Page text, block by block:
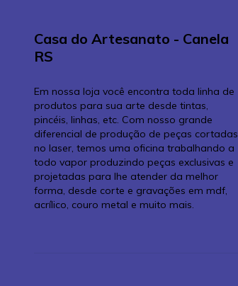
Casa do Artesanato - Canela
RS
Em nossa loja você encontra toda linha de
produtos para sua arte desde tintas,
pincéis, linhas, etc. Com nosso grande
diferencial de produção de peças cortadas
no laser, temos uma oficina trabalhando a
todo vapor produzindo peças exclusivas e
projetadas para lhe atender da melhor
forma, desde corte e gravações em mdf,
acrílico, couro metal e muito mais.